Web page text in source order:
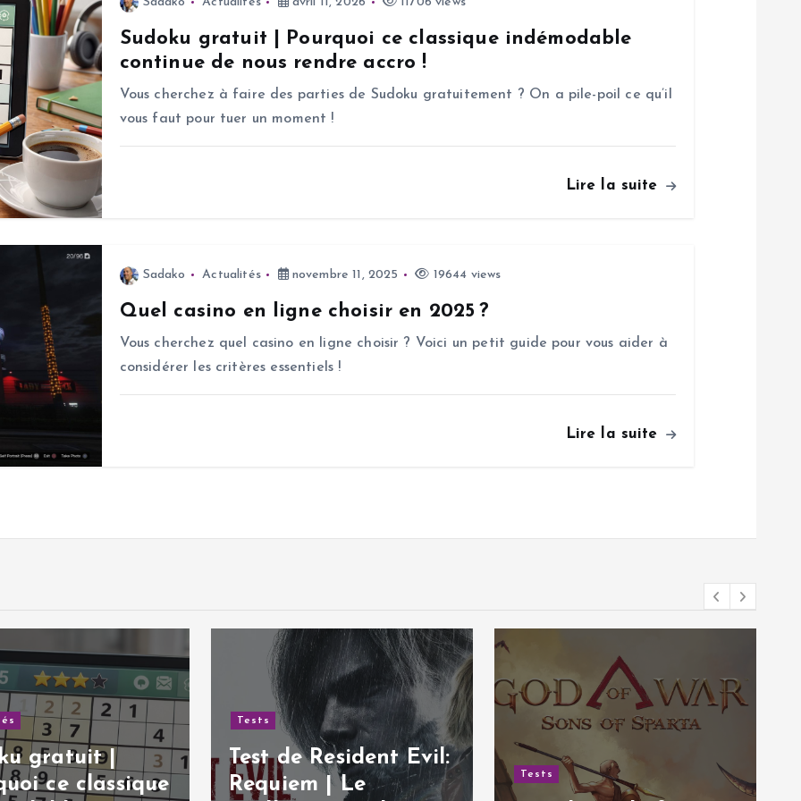
Sudoku gratuit | Pourquoi ce classique indémodable
continue de nous rendre accro !
Vous cherchez à faire des parties de Sudoku gratuitement ? On a pile-poil ce qu’il
vous faut pour tuer un moment !
Lire la suite
Sadako Actualités novembre 11, 2025 19644 views
Quel casino en ligne choisir en 2025 ?
Vous cherchez quel casino en ligne choisir ? Voici un petit guide pour vous aider à
considérer les critères essentiels !
Lire la suite
Resident Evil:
| Le
Tests
Tests
Test de Hail to the
Rainbow | Une